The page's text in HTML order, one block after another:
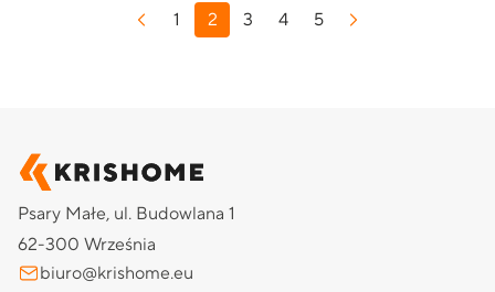
Stronicowanie
1 2 3 4 5
Psary Małe, ul. Budowlana 1
62-300 Września
biuro@krishome.eu